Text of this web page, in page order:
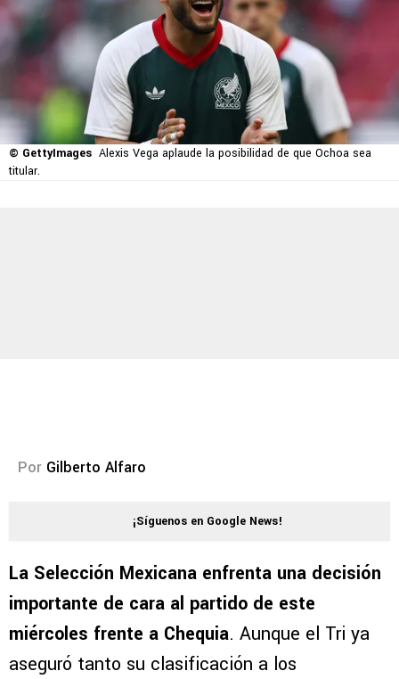
© GettyImages Alexis Vega aplaude la posibilidad de que Ochoa sea
titular.
Por Gilberto Alfaro
¡Síguenos en Google News!
La Selección Mexicana enfrenta una decisión
importante de cara al partido de este
miércoles frente a Chequia. Aunque el Tri ya
aseguró tanto su clasificación a los